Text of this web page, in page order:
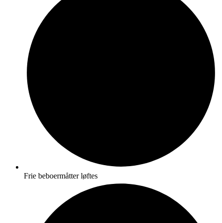
Frie beboermåtter løftes